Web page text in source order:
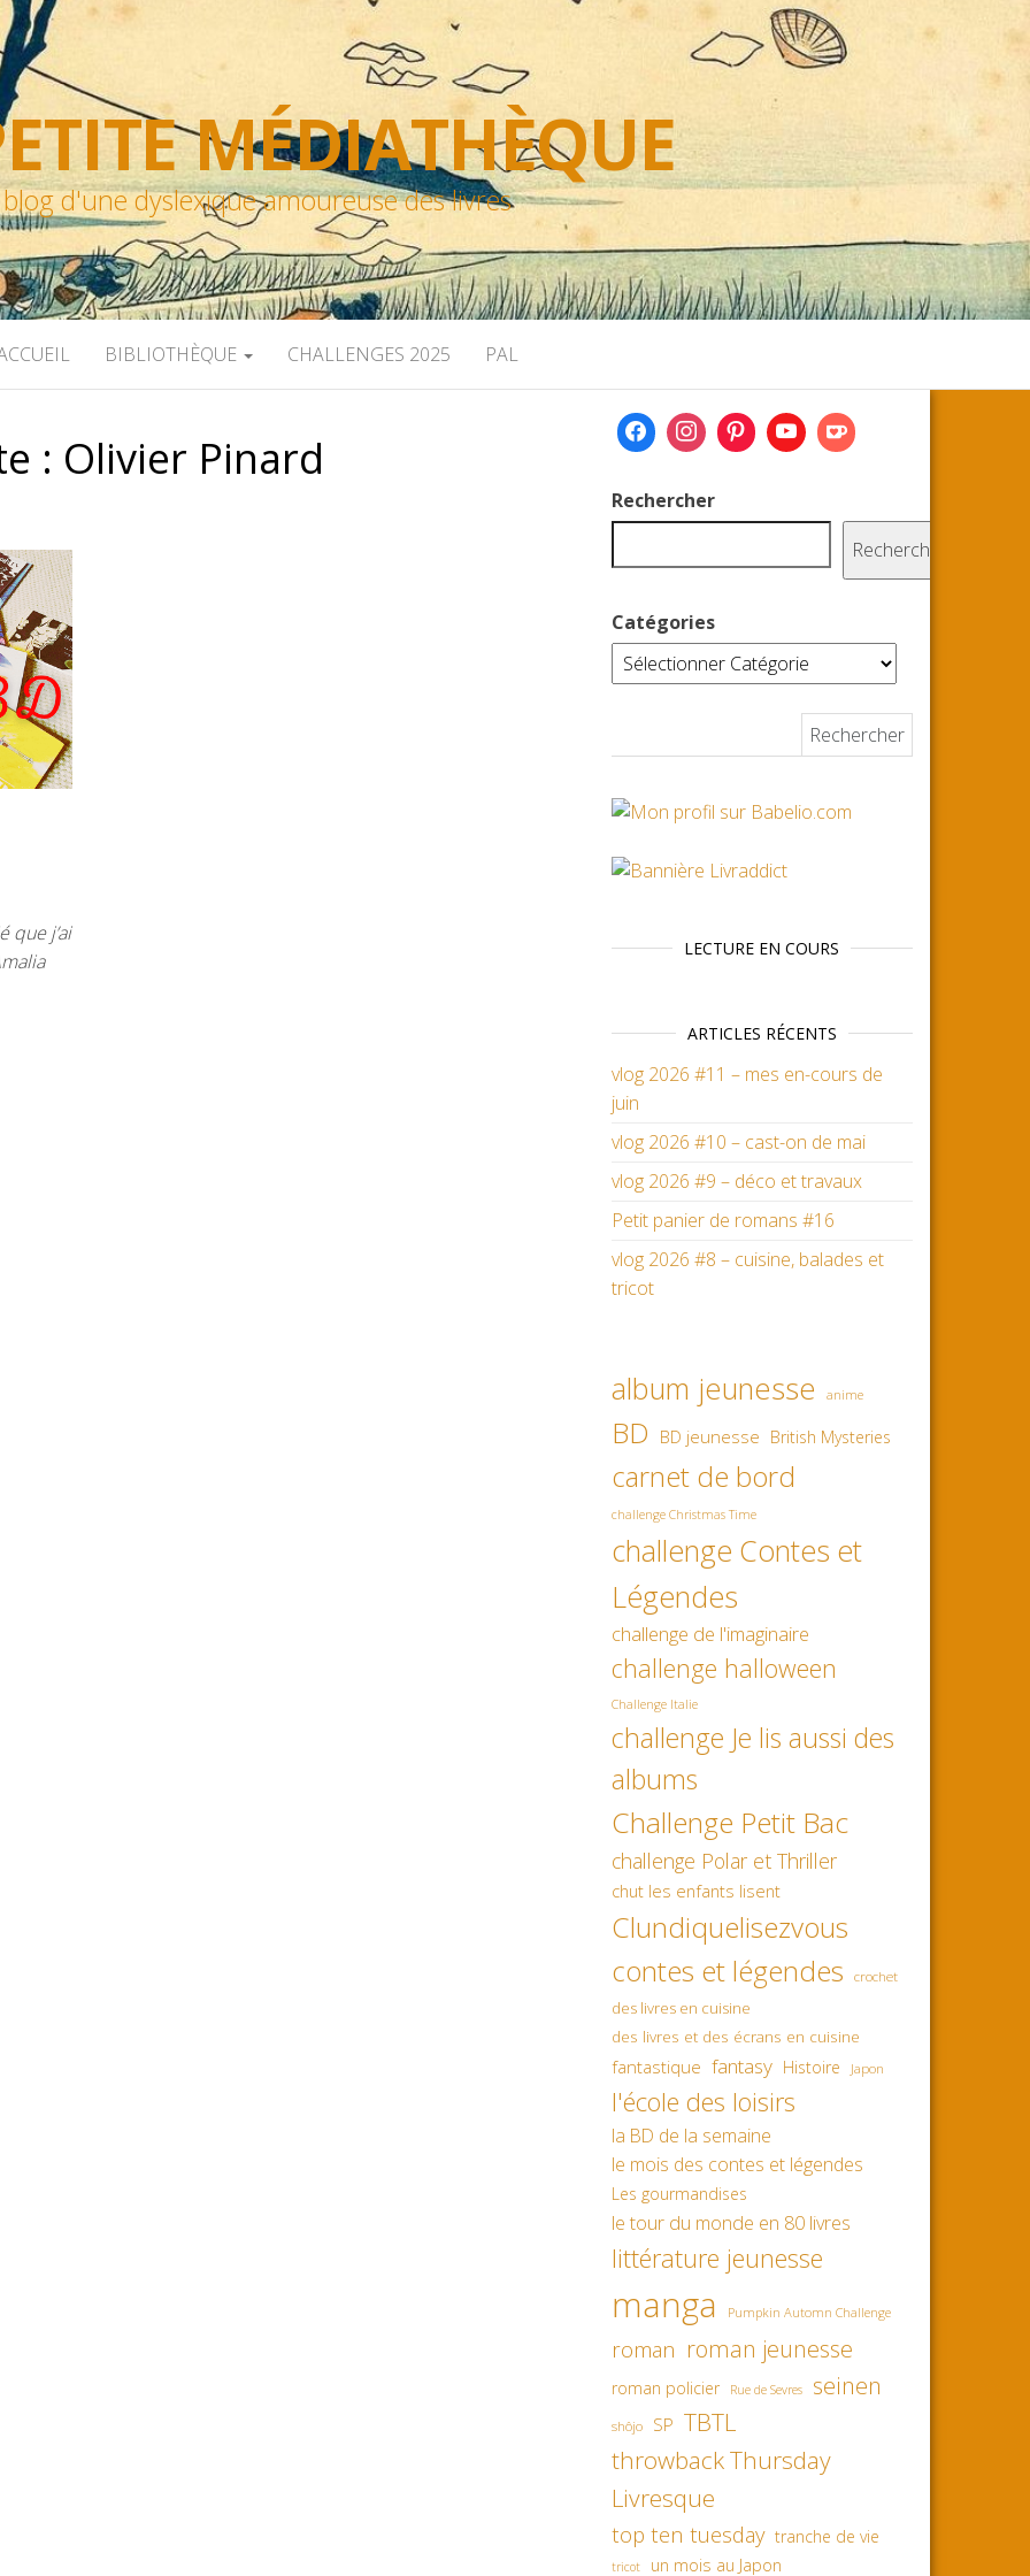
MÉDIATHÈQUE
blog d'une dyslexique amoureuse des livres
BIBLIOTHÈQUE CHALLENGES 2025 PAL
: Olivier Pinard
que j’ai
Rechercher
Rechercher
Catégories
LECTURE EN COURS
ARTICLES RÉCENTS
vlog 2026 #11 – mes en-cours de
juin
vlog 2026 #10 – cast-on de mai
vlog 2026 #9 – déco et travaux
Petit panier de romans #16
vlog 2026 #8 – cuisine, balades et
tricot
album jeunesse anime
BD BD jeunesse British Mysteries
carnet de bord
challenge Christmas Time
challenge Contes et
Légendes
challenge de l'imaginaire
challenge halloween
Challenge Italie
challenge Je lis aussi des
albums
Challenge Petit Bac
challenge Polar et Thriller
chut les enfants lisent
Clundiquelisezvous
contes et légendes
crochet
des livres en cuisine
des livres et des écrans en cuisine
fantastique fantasy Histoire Japon
l'école des loisirs
la BD de la semaine
le mois des contes et légendes
Les gourmandises
le tour du monde en 80 livres
littérature jeunesse
manga Pumpkin Automn Challenge
roman roman jeunesse
roman policier Rue de Sevres seinen
shôjo SP TBTL
throwback Thursday
Livresque
top ten tuesday tranche de vie
tricot un mois au Japon